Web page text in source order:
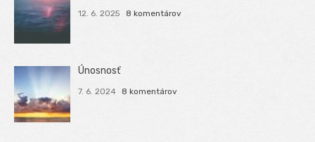
12. 6. 2025 8 komentárov
Únosnosť
7. 6. 2024 8 komentárov